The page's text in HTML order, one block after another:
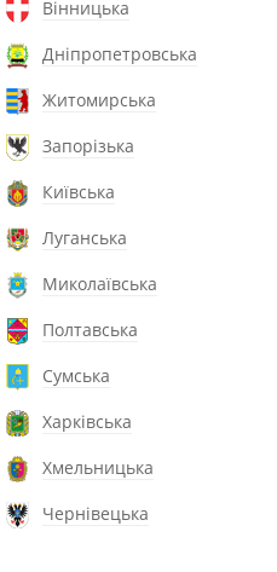
Вінницька
Дніпропетровська
Житомирська
Запорізька
Київська
Луганська
Миколаївська
Полтавська
Сумська
Харківська
Хмельницька
Чернівецька